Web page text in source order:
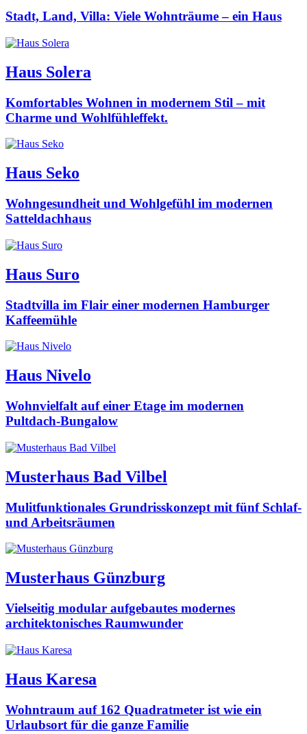
Stadt, Land, Villa: Viele Wohnträume – ein Haus
Haus Solera
Komfortables Wohnen in modernem Stil – mit
Charme und Wohlfühleffekt.
Haus Seko
Wohngesundheit und Wohlgefühl im modernen
Satteldachhaus
Haus Suro
Stadtvilla im Flair einer modernen Hamburger
Kaffeemühle
Haus Nivelo
Wohnvielfalt auf einer Etage im modernen
Pultdach-Bungalow
Musterhaus Bad Vilbel
Mulitfunktionales Grundrisskonzept mit fünf Schlaf-
und Arbeitsräumen
Musterhaus Günzburg
Vielseitig modular aufgebautes modernes
architektonisches Raumwunder
Haus Karesa
Wohntraum auf 162 Quadratmeter ist wie ein
Urlaubsort für die ganze Familie